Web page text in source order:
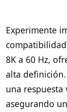
Experimente
8K a 60 Hz,
alta
una
asegurando